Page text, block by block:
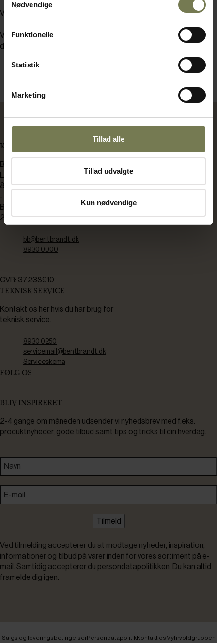
Nødvendige
Funktionelle
Statistik
Marketing
Tillad alle
Tillad udvalgte
Kun nødvendige
Varighed: 5 timer
Vi forbeholder os retten til at aflyse kurset ved mindre end 6
deltagere.
KONTAKT OS
BENT BRANDT
8200 Aarhus N
-
Bådehavnsgade 2C
2450 København SV
bb@bentbrandt.dk
8930 0000
CVR: 37238910
TEKNISK SERVICE
Kontakt os her hvis du har brug for
teknisk service.
8930 0250
servicemail@bentbrandt.dk
Serviceskema
FØLG OS
BLIV INSPIRERET
2-4 gange om måneden udsender vi nyhedsbrev med f.eks.
produktnyheder, gode tilbud samt tips og tricks til din hverdag.
Tilmeld
Ved tilmelding accepterer du at modtage nyheder, inspiration,
informationer og tilbud på varer inden for vores sortiment på e-
mail. Samtidig accepterer du persondatapolitikken. Du kan altid
framelde dig igen.
Salgs og leveringsbetingelserPersondatapolitikKontakt osMyhrvoldgruppen